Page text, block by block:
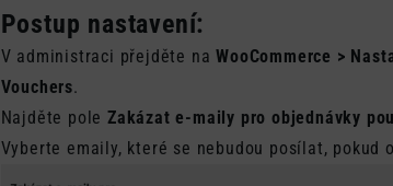
Postup nastavení:
V administraci přejděte naWooCommerce >
Vouchers.
Najděte poleZakázat e-maily pro objednávky
Vyberte emaily, které se nebudou posílat, pokud